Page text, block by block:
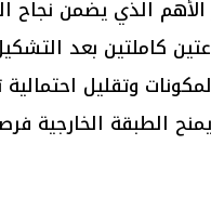
الأهم الذي يضمن
كاملتين بعد
وتقليل
الطبقة الخارجية